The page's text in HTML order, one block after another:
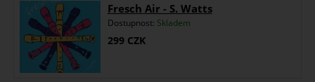
Fresch Air - S. Watts
Dostupnost: Skladem
299 CZK